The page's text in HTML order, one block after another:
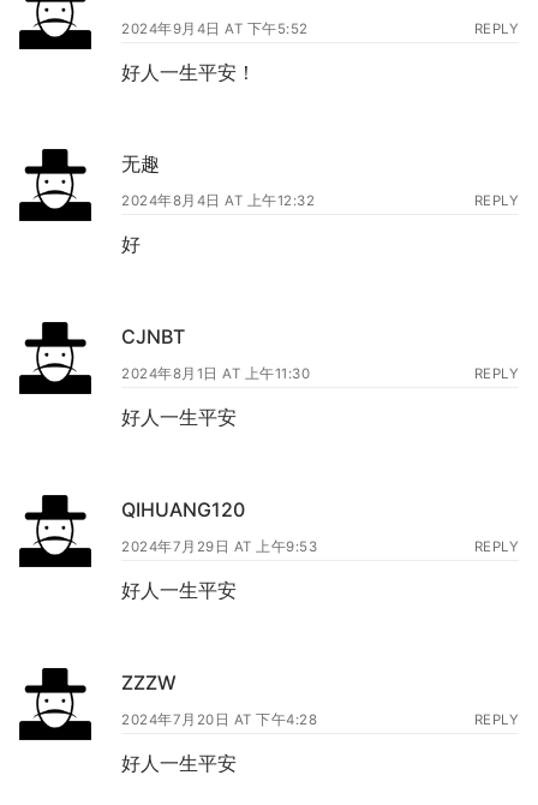
2024年9月4日 AT 下午5:52 REPLY
好人一生平安！
无趣
2024年8月4日 AT 上午12:32 REPLY
好
CJNBT
2024年8月1日 AT 上午11:30 REPLY
好人一生平安
QIHUANG120
2024年7月29日 AT 上午9:53 REPLY
好人一生平安
ZZZW
2024年7月20日 AT 下午4:28 REPLY
好人一生平安